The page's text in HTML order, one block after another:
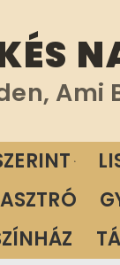
Ami